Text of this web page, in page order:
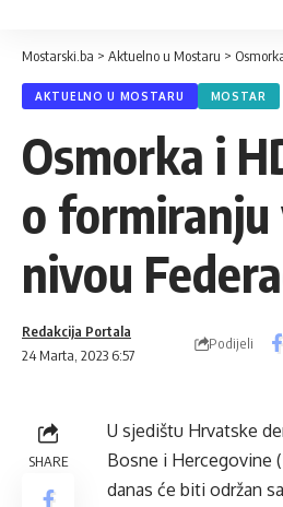
Mostarski.ba > Aktuelno u Mostaru > Osmorka i
AKTUELNO U MOSTARU MOSTAR
Osmorka i
o
nivou
24 Marta, 2023 6:57
Redakcija Portala
Podijeli
SHARE
U sjedištu Hrvatske
Bosne i Hercegovine
danas će biti održan